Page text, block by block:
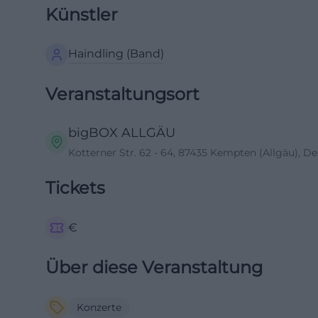
Künstler
Haindling (Band)
Veranstaltungsort
bigBOX ALLGÄU
Kotterner Str. 62 - 64, 87435 Kempten (Allgäu),
Tickets
€
Über diese Veranstaltung
Konzerte